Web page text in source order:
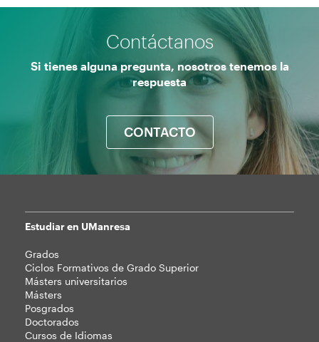
Contáctanos
Si tienes alguna pregunta, nosotros tenemos la
respuesta
CONTACTO
Mapa
web
Estudiar en UManresa
Grados
Ciclos Formativos de Grado Superior
Másters universitarios
Másters
Posgrados
Doctorados
Cursos de Idiomas